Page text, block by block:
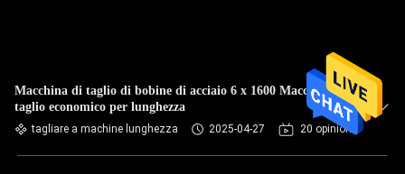
Macchina di taglio di bobine di acciaio 6 x 1600 Macchina di
taglio economico per lunghezza
tagliare a machine lunghezza 2025-04-27 20 opinioni